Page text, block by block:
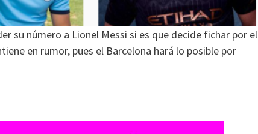
su número a Lionel Messi si es que decide fichar por el
en rumor, pues el Barcelona hará lo posible por